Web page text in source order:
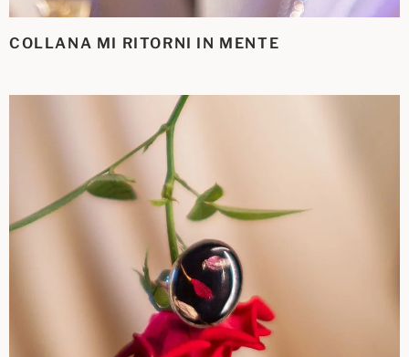
COLLANA MI RITORNI IN MENTE